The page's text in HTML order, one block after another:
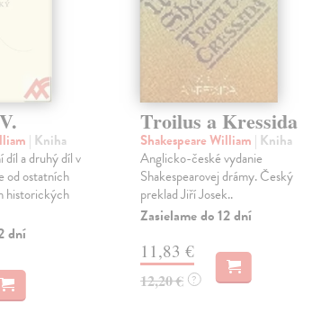
| Kniha
a druhý díl v
od ostatních
historických
dní
Troilus a Kressida
Shakespeare William | Kniha
Anglicko-české vydanie
Shakespearovej drámy. Český
preklad Jiří Josek..
Zasielame do 12 dní
11,83 €
12,20 € ?